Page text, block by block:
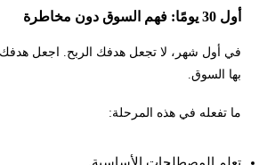
أول 30 يومًا: فهم السوق دون مخاطرة
في أول شهر، لا تجعل هدفك الربح. اجعل هدفك
بها السوق.
ما تفعله في هذه المرحلة: